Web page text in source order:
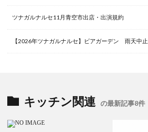
ツナガルナルセ11月青空市出店・出演規約
【2026年ツナガルナルセ】ビアガーデン 雨天中止
キッチン関連 の最新記事8件